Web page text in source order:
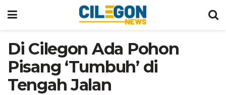
Di Cilegon Ada Pohon
Pisang ‘Tumbuh’ di
Tengah Jalan